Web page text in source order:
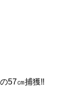
57㎝捕獲‼︎